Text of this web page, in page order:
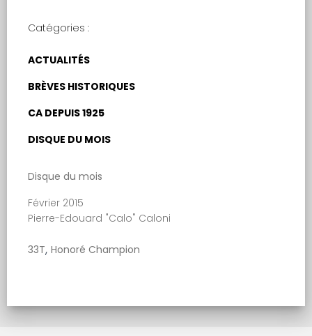
Catégories :
ACTUALITÉS
BRÈVES HISTORIQUES
CA DEPUIS 1925
DISQUE DU MOIS
Disque du mois
Février 2015
Pierre-Edouard "Calo" Caloni
33T, Honoré Champion